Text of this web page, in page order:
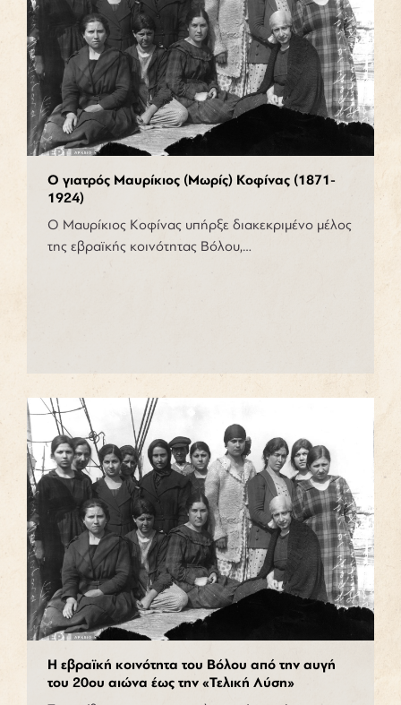
Ο γιατρός Μαυρίκιος (Μωρίς) Κοφίνας (1871-
1924)
Ο Μαυρίκιος Κοφίνας υπήρξε διακεκριμένο μέλος
της εβραϊκής κοινότητας Βόλου,…
Η εβραϊκή κοινότητα του Βόλου από την αυγή
του 20ου αιώνα έως την «Τελική Λύση»